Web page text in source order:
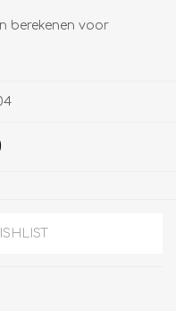
berekenen voor